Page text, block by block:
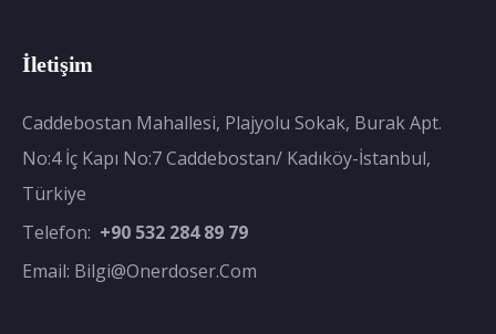
İletişim
Caddebostan Mahallesi, Plajyolu Sokak, Burak Apt.
No:4 İç Kapı No:7 Caddebostan/ Kadıköy-İstanbul,
Türkiye
Telefon: +90 532 284 89 79
Email: Bilgi@onerdoser.com